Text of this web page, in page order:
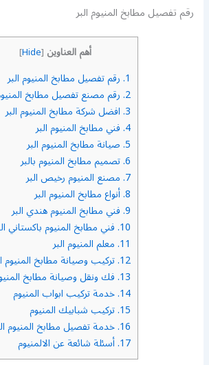
رقم تفصيل مطابخ المنيوم البر
أهم العناوين [
Hide
]
1. رقم تفصيل مطابخ المنيوم البر
2. رقم مصنع تفصيل مطابخ
3. افضل شركة مطابخ المنيوم البر
4. فني مطابخ المنيوم البر
5. صيانة مطابخ المنيوم البر
6. تصميم مطابخ المنيوم بالبر
7. مصنع المنيوم رخيص البر
8. أنواع مطابخ المنيوم البر
9. فني مطابخ المنيوم هندي البر
10. فني مطابخ المنيوم باكستاني
11. معلم المنيوم البر
12. تركيب وصيانة مطابخ المنيوم
13. فك ونقل وصيانة مطابخ
14. خدمة تركيب ابواب المنيوم
15. تركيب شبابيك المنيوم
16. خدمة تفصيل مطابخ المنيوم
17. أسئلة شائعة عن الالمنيوم